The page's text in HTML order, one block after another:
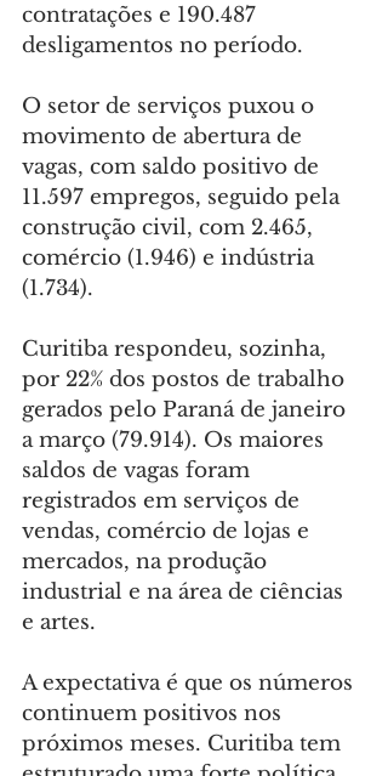
contratações e 190.487
desligamentos no período.
O setor de serviços puxou o
movimento de abertura de
vagas, com saldo positivo de
11.597 empregos, seguido pela
construção civil, com 2.465,
comércio (1.946) e indústria
(1.734).
Curitiba respondeu, sozinha,
por 22% dos postos de trabalho
gerados pelo Paraná de janeiro
a março (79.914). Os maiores
saldos de vagas foram
registrados em serviços de
vendas, comércio de lojas e
mercados, na produção
industrial e na área de ciências
e artes.
A expectativa é que os números
continuem positivos nos
próximos meses. Curitiba tem